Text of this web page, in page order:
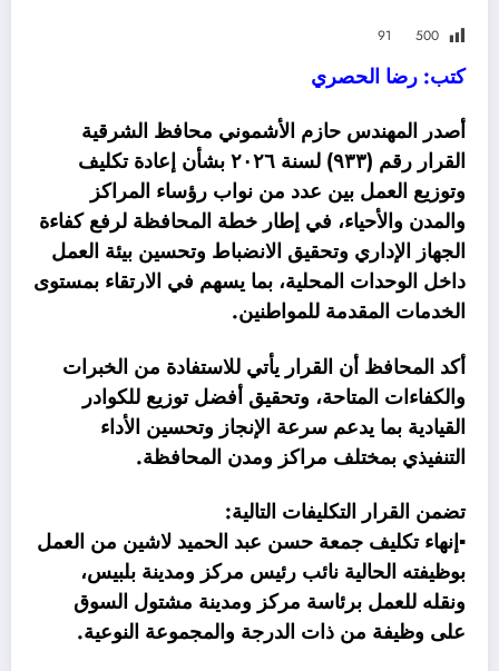
500
91
كتب: رضا الحصري
أصدر المهندس حازم الأشموني محافظ الشرقية
القرار رقم (٩٣٣) لسنة ٢٠٢٦ بشأن إعادة تكليف
وتوزيع العمل بين عدد من نواب رؤساء المراكز
والمدن والأحياء، في إطار خطة المحافظة لرفع كفاءة
الجهاز الإداري وتحقيق الانضباط وتحسين بيئة العمل
داخل الوحدات المحلية، بما يسهم في الارتقاء بمستوى
الخدمات المقدمة للمواطنين.
أكد المحافظ أن القرار يأتي للاستفادة من الخبرات
والكفاءات المتاحة، وتحقيق أفضل توزيع للكوادر
القيادية بما يدعم سرعة الإنجاز وتحسين الأداء
التنفيذي بمختلف مراكز ومدن المحافظة.
تضمن القرار التكليفات التالية:
▪️إنهاء تكليف جمعة حسن عبد الحميد لاشين من العمل
بوظيفته الحالية نائب رئيس مركز ومدينة بلبيس،
ونقله للعمل برئاسة مركز ومدينة مشتول السوق
على وظيفة من ذات الدرجة والمجموعة النوعية.